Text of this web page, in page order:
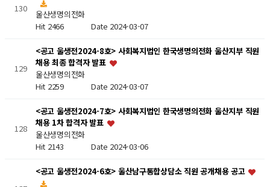
130
울산생명의전화
Hit 2466 Date 2024-03-07
129
<공고 울생전2024-8호> 사회복지법인 한국생명의전화 울산지부 직원
채용 최종 합격자 발표
울산생명의전화
Hit 2259 Date 2024-03-07
128
<공고 울생전2024-7호> 사회복지법인 한국생명의전화 울산지부 직원
채용 1차 합격자 발표
울산생명의전화
Hit 2143 Date 2024-03-06
<공고 울생전2024-6호> 울산남구통합상담소 직원 공개채용 공고